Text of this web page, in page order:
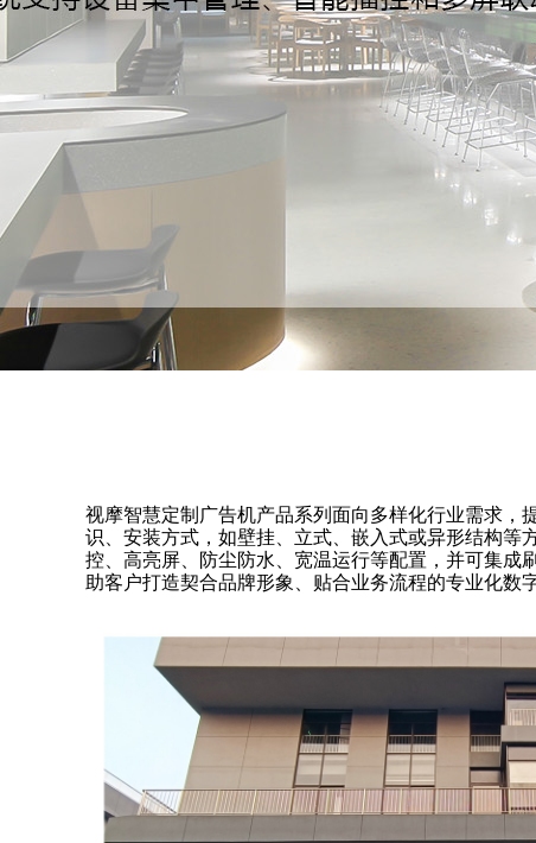
视摩智慧定制广告机产品系列面向多样化行业需求，
识、安装方式，如壁挂、立式、嵌入式或异形结构等
控、高亮屏、防尘防水、宽温运行等配置，并可集成
助客户打造契合品牌形象、贴合业务流程的专业化数